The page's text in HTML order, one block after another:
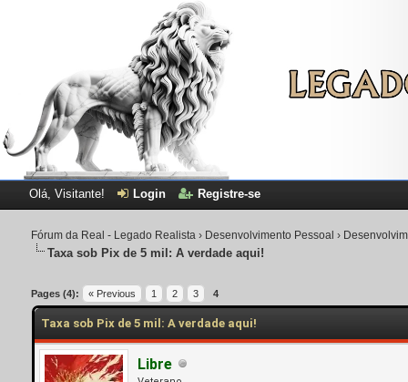
Olá, Visitante! Login Registre-se
Fórum da Real - Legado Realista › Desenvolvimento Pessoal ›
Taxa sob Pix de 5 mil: A verdade aqui!
Pages (4): « Previous 1 2 3 4
Taxa sob Pix de 5 mil: A verdade aqui!
Libre